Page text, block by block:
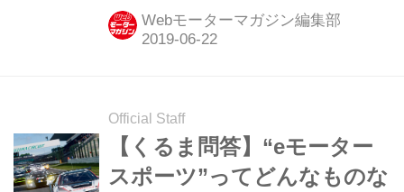
ルを発表会場の写真で見ていこう。
Webモーターマガジン編集部
Official Staff
【くるま問答】“eモーター
スポーツ”ってどんなものな